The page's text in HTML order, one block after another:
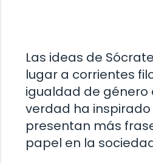
Las ideas de
lugar a corrientes
igualdad de género
verdad ha inspirado
presentan más
papel en la